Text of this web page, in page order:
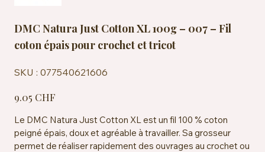
DMC Natura Just Cotton XL 100g – 007 – Fil
coton épais pour crochet et tricot
SKU : 077540621606
077540621606
9.05 CHF
Le DMC Natura Just Cotton XL est un fil 100 % coton
peigné épais, doux et agréable à travailler. Sa grosseur
permet de réaliser rapidement des ouvrages au crochet ou